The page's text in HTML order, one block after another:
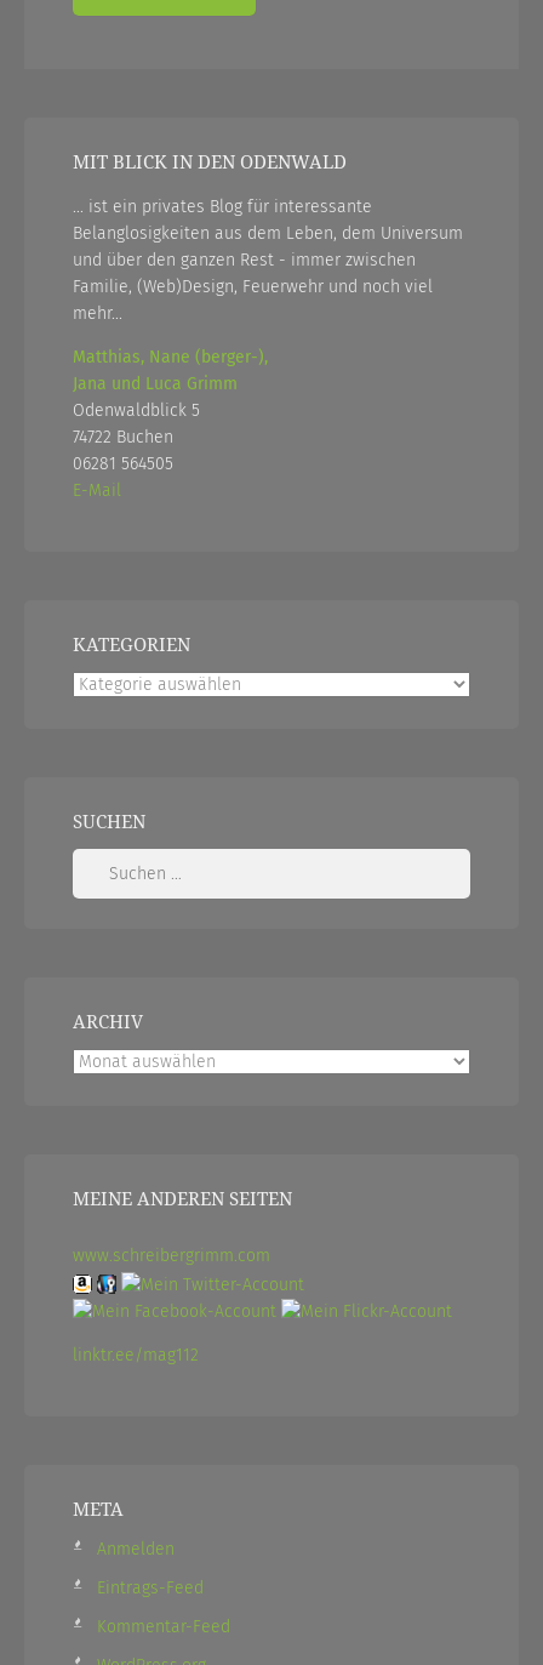
MIT BLICK IN DEN ODENWALD
... ist ein privates Blog für interessante
Belanglosigkeiten aus dem Leben, dem Universum
und über den ganzen Rest - immer zwischen
Familie, (Web)Design, Feuerwehr und noch viel
mehr...
Matthias, Nane (berger-),
Jana und Luca Grimm
Odenwaldblick 5
74722 Buchen
06281 564505
E-Mail
KATEGORIEN
Kategorien
SUCHEN
Suchen
ARCHIV
Archiv
MEINE ANDEREN SEITEN
www.schreibergrimm.com
linktr.ee/mag112
META
Anmelden
Eintrags-Feed
Kommentar-Feed